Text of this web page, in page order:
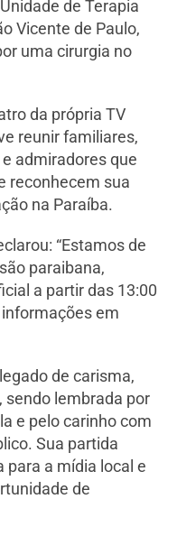
de Terapia
Vicente de Paulo,
uma cirurgia no
da própria TV
reunir familiares,
admiradores que
reconhecem sua
na Paraíba.
“Estamos de
paraibana,
a partir das 13:00
em
de carisma,
sendo lembrada por
e pelo carinho com
Sua partida
para a mídia local e
de